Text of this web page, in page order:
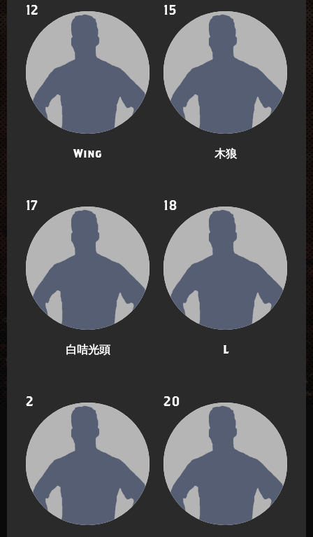
12
Wing
15
木狼
17
白咭光頭
18
L
2 20